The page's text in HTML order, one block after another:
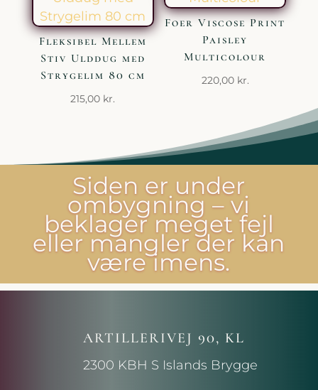
Fleksibel Mellem
Stiv Ulddug med
Strygelim 80 cm
215,00 kr.
Foer Viscose Print
Paisley
Multicolour
220,00 kr.
Siden er under
ombygning – vi
beklager meget fejl
eller mangler der kan
være imens.
ARTILLERIVEJ 90, KL
2300 KBH S Islands Brygge